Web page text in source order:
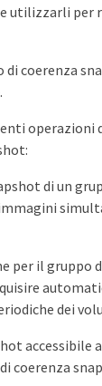
utilizzarli per
di coerenza
.
operazioni
di un
per il gruppo
dei
accessibile
coerenza